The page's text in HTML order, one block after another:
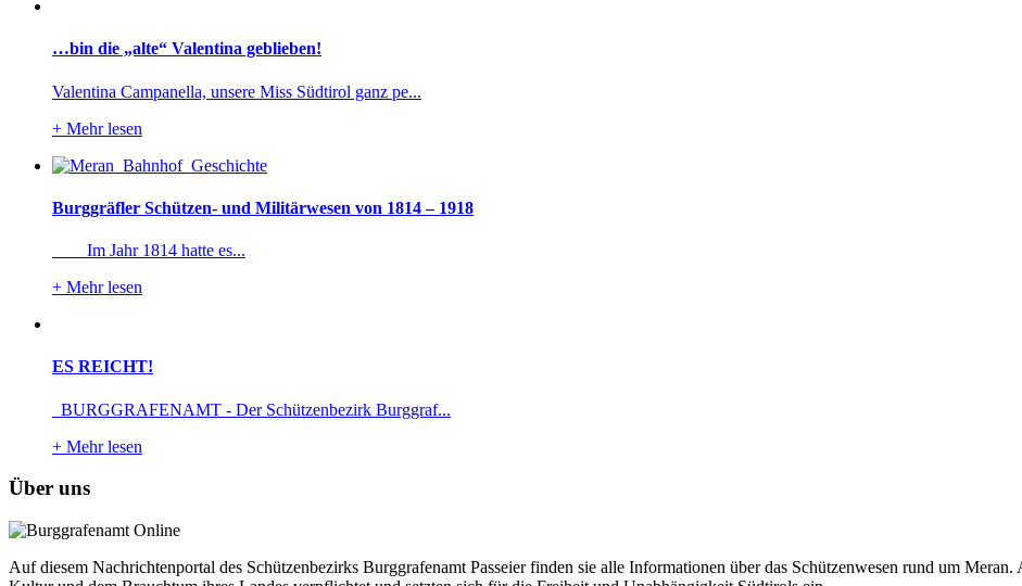
…bin die „alte“ Valentina geblieben!
Valentina Campanella, unsere Miss Südtirol ganz pe...
+ Mehr lesen
Burggräfler Schützen- und Militärwesen von 1814 – 1918
Im Jahr 1814 hatte es...
+ Mehr lesen
ES REICHT!
BURGGRAFENAMT - Der Schützenbezirk Burggraf...
+ Mehr lesen
Über uns
Auf diesem Nachrichtenportal des Schützenbezirks Burggrafenamt Passeier finden sie alle Informationen über das Schützenwesen rund um